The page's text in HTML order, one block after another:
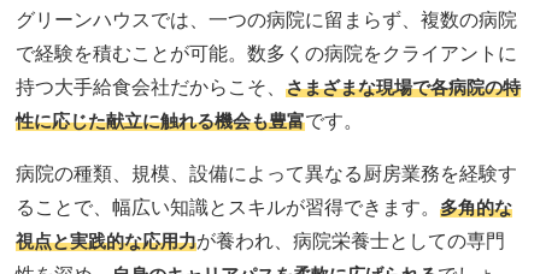
グリーンハウスでは、一つの病院に留まらず、複数の病院
で経験を積むことが可能。数多くの病院をクライアントに
持つ大手給食会社だからこそ、さまざまな現場で各病院の特
性に応じた献立に触れる機会も豊富です。
病院の種類、規模、設備によって異なる厨房業務を経験す
ることで、幅広い知識とスキルが習得できます。多角的な
視点と実践的な応用力が養われ、病院栄養士としての専門